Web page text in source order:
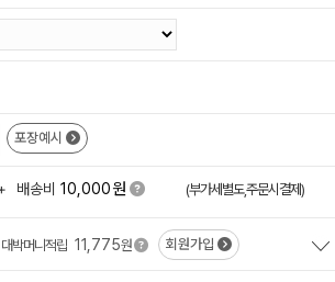
포장예시
배송비 10,000원 (부가세별도,주문시결제)
대박머니적립 11,775원 회원가입